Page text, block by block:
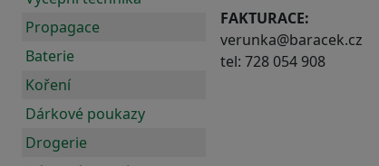
Propagace
Baterie
Koření
Dárkové poukazy
Drogerie
FAKTURACE:
verunka@baracek.cz
tel: 728 054 908